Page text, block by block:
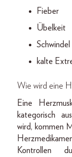
Fieber
Übelkeit
Schwindel
kalte
Wie wird eine
Eine
kategorisch
wird, kommen
Kontrollen